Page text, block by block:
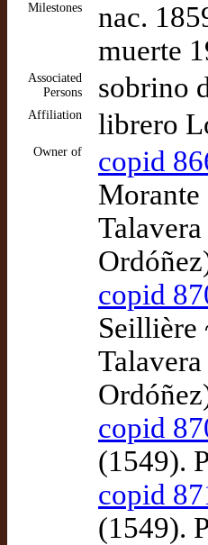
Milestones
nac.
muerte
Associated
Persons
sobrino
Affiliation librero
Owner of copid
Morante
copid
Seillière
copid
(1549).
copid
(1549).